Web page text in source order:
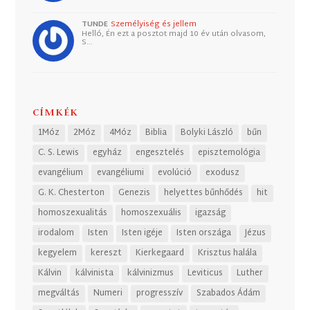
TUNDE Személyiség és jellem
Helló, Én ezt a posztot majd 10 év után olvasom,
S…
CÍMKÉK
1Móz 2Móz 4Móz Biblia Bolyki László
bűn
C. S. Lewis
egyház engesztelés
episztemológia
evangélium
evangéliumi evolúció
exodusz
G. K. Chesterton
Genezis helyettes bűnhődés
hit
homoszexualitás
homoszexuális
igazság
irodalom
Isten Isten igéje Isten országa
Jézus
kegyelem
kereszt Kierkegaard
Krisztus halála
Kálvin
kálvinista kálvinizmus Leviticus
Luther
megváltás
Numeri progresszív
Szabados Ádám